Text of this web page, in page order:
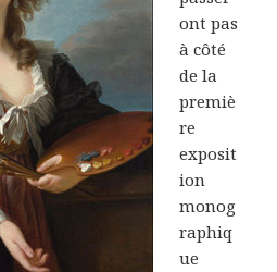
ont pas
à côté
de la
premiè
re
exposit
ion
monog
raphiq
ue